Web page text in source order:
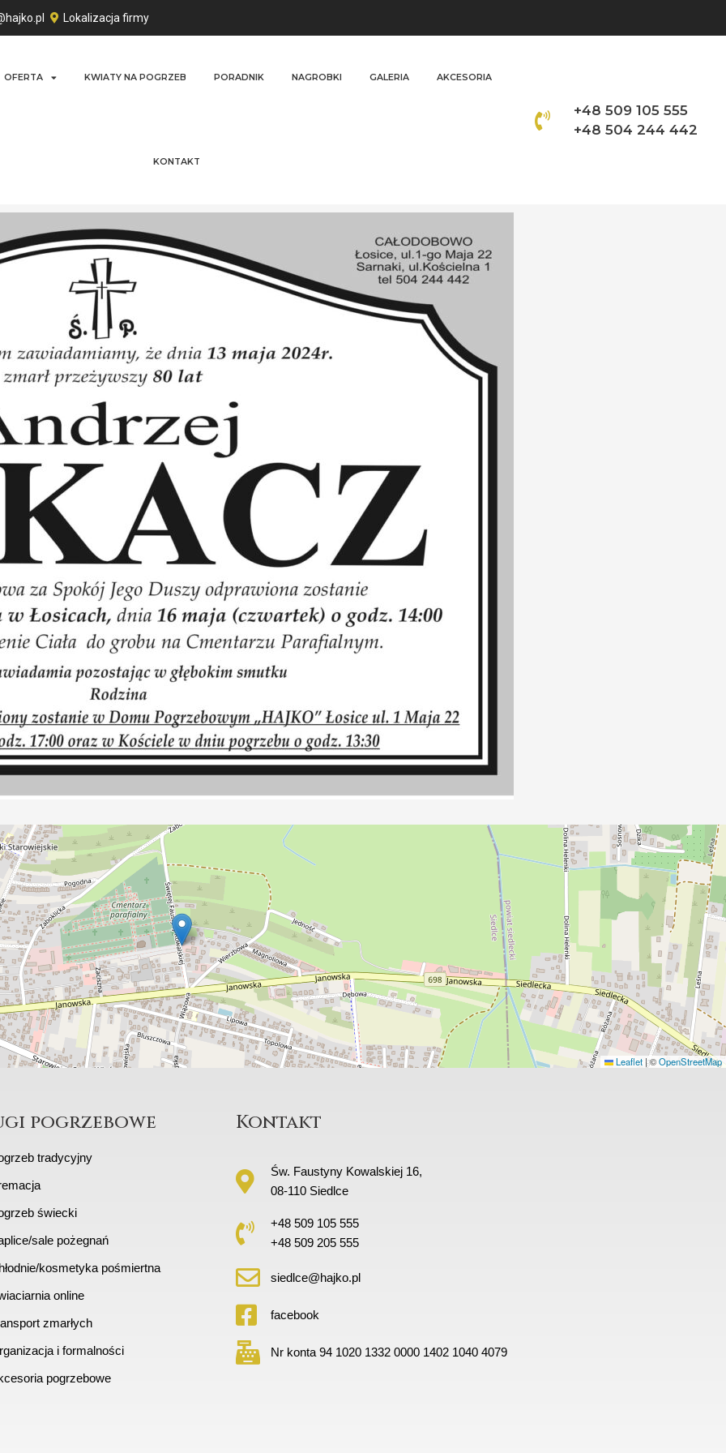
Lokalizacja firmy
OFERTA KWIATY NA POGRZEB PORADNIK NAGROBKI GALERIA AKCESORIA
KONTAKT
+48 509 105 555
+48 504 244 442
Leaflet |©OpenStreetMap
pogrzebowe
tradycyjny
świecki
sale pożegnań
kosmetyka pośmiertna
online
zmarłych
i formalności
pogrzebowe
Kontakt
Św. Faustyny Kowalskiej 16,
08-110 Siedlce
+48 509 105 555
+48 509 205 555
siedlce@hajko.pl
facebook
Nr konta 94 1020 1332 0000 1402 1040 4079